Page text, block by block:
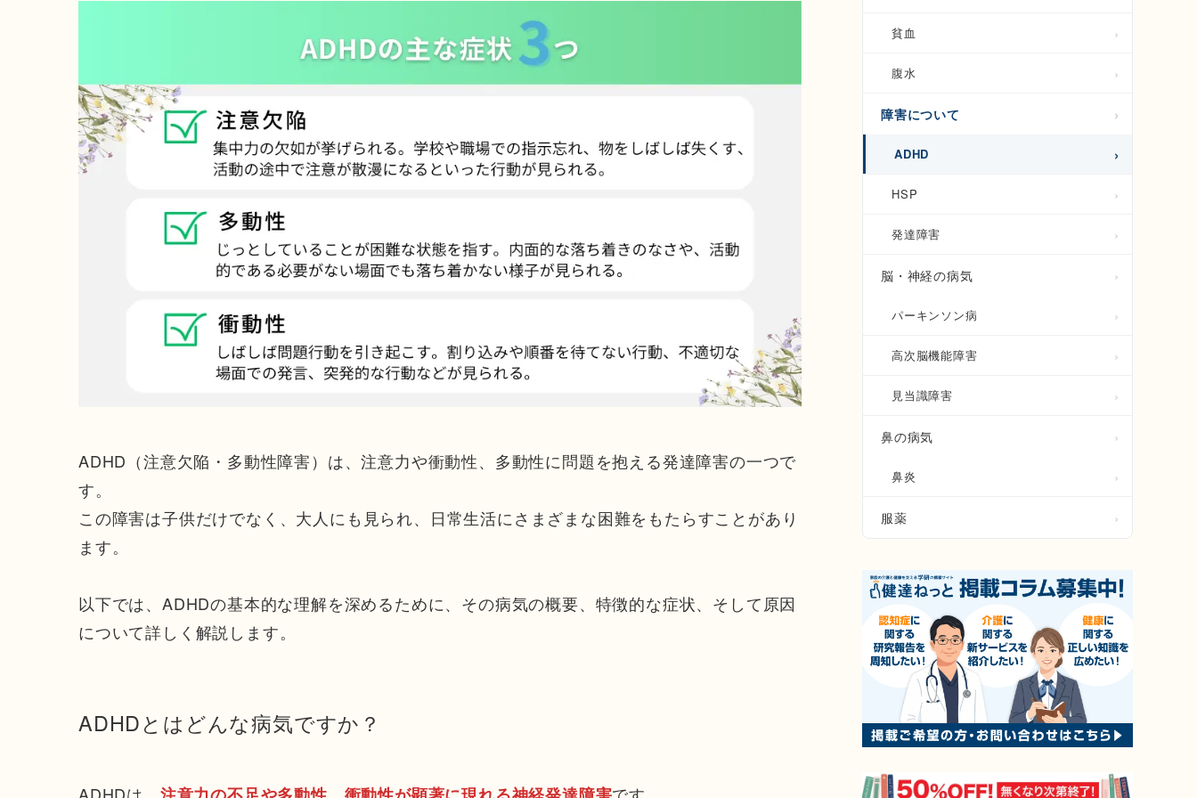
ADHD（注意欠陥・多動性障害）は、注意力や衝動性、多動性に問題を抱える発達障害の一つで
す。
この障害は子供だけでなく、大人にも見られ、日常生活にさまざまな困難をもたらすことがあり
ます。
以下では、ADHDの基本的な理解を深めるために、その病気の概要、特徴的な症状、そして原因
について詳しく解説します。
ADHDとはどんな病気ですか？
貧血
腹水
障害について
ADHD
HSP
発達障害
脳・神経の病気
パーキンソン病
高次脳機能障害
見当識障害
鼻の病気
鼻炎
服薬